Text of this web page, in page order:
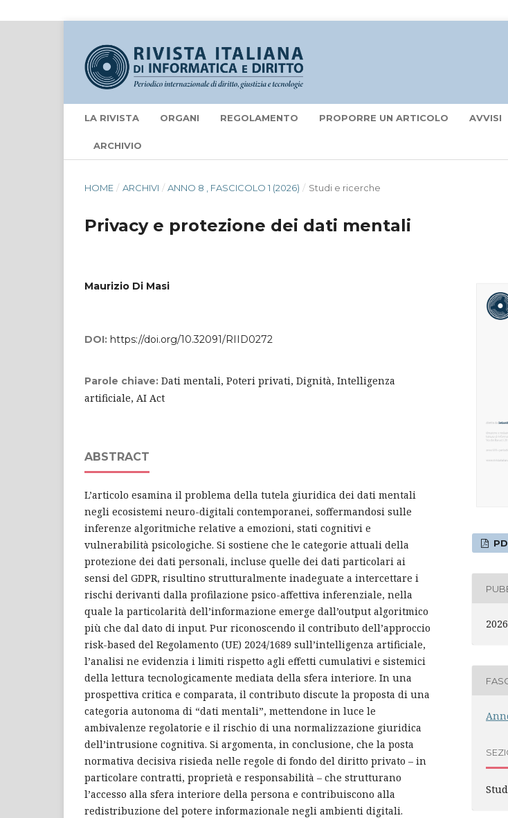
LA RIVISTA ORGANI REGOLAMENTO PROPORRE UN ARTICOLO AVVISI
ARCHIVIO
HOME / ARCHIVI / ANNO 8 , FASCICOLO 1 (2026) / Studi e ricerche
Privacy e protezione dei dati mentali
Maurizio Di Masi
DOI: https://doi.org/10.32091/RIID0272
Parole chiave: Dati mentali, Poteri privati, Dignità, Intelligenza
artificiale, AI Act
ABSTRACT
L’articolo esamina il problema della tutela giuridica dei dati mentali
negli ecosistemi neuro-digitali contemporanei, soffermandosi sulle
inferenze algoritmiche relative a emozioni, stati cognitivi e
vulnerabilità psicologiche. Si sostiene che le categorie attuali della
protezione dei dati personali, incluse quelle dei dati particolari ai
sensi del GDPR, risultino strutturalmente inadeguate a intercettare i
rischi derivanti dalla profilazione psico-affettiva inferenziale, nella
quale la particolarità dell’informazione emerge dall’output algoritmico
più che dal dato di input. Pur riconoscendo il contributo dell’approccio
risk-based del Regolamento (UE) 2024/1689 sull’intelligenza artificiale,
l’analisi ne evidenzia i limiti rispetto agli effetti cumulativi e sistemici
della lettura tecnologicamente mediata della sfera interiore. In una
prospettiva critica e comparata, il contributo discute la proposta di una
categoria autonoma di “dati mentali”, mettendone in luce le
ambivalenze regolatorie e il rischio di una normalizzazione giuridica
dell’intrusione cognitiva. Si argomenta, in conclusione, che la posta
normativa decisiva risieda nelle regole di fondo del diritto privato – in
particolare contratti, proprietà e responsabilità – che strutturano
l’accesso alla sfera interiore della persona e contribuiscono alla
redistribuzione del potere informazionale negli ambienti digitali.